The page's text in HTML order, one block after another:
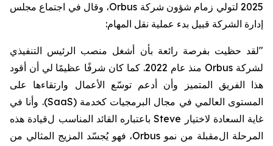
2025لتولي زمام شؤون شركة Orbus، وقال في اجتماع مجلس
إدارة الشركة قبيل بدء عملية نقل المهام:
"لقد حظيت بفرصة رائعة بأن أشغل منصب الرئيس التنفيذي
لشركة Orbus منذ عام 2022. كما كان شرفًا عظيمًا لي أن أقود
هذا الفريق المتميز وأن أدعم توسّع الأعمال وارتقاءها على
المستوى العالمي في مجال البرمجيات كخدمة(SaaS)
. وأنا في
غاية السعادة لاختيار Steve باعتباره القائد المناسب لقيادة هذه
المرحلة المقبلة من نمو Orbus، فهو يُجسّد المزيج المثالي من